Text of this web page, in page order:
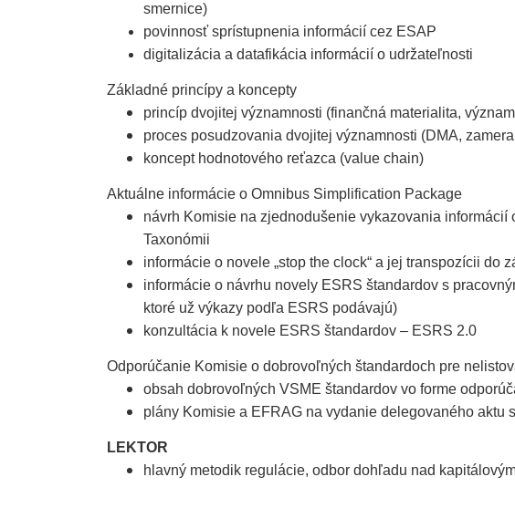
smernice)
povinnosť sprístupnenia informácií cez ESAP
digitalizácia a datafikácia informácií o udržateľnosti
Základné princípy a koncepty
princíp dvojitej významnosti (finančná materialita,
proces posudzovania dvojitej významnosti (DMA,
koncept hodnotového reťazca (value chain)
Aktuálne informácie o Omnibus Simplification Package
návrh Komisie na zjednodušenie vykazovania
Taxonómii
informácie o novele „stop the clock“ a jej transpozícii do
informácie o návrhu novely ESRS štandardov s
ktoré už výkazy podľa ESRS podávajú)
konzultácia k novele ESRS štandardov – ESRS 2.0
Odporúčanie Komisie o dobrovoľných štandardoch pre
obsah dobrovoľných VSME štandardov vo forme
plány Komisie a EFRAG na vydanie delegovaného aktu
LEKTOR
hlavný metodik regulácie, odbor dohľadu nad